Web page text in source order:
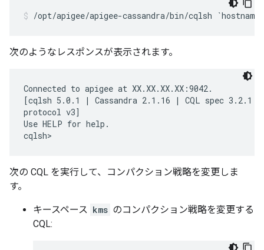
/opt/apigee/apigee-cassandra/bin/cqlsh
次のようなレスポンスが表示されます。
Connected to apigee at XX.XX.XX.XX:9042.
[cqlsh 5.0.1 | Cassandra 2.1.16 | CQL spec 3.2.1
protocol v3]
Use HELP for help.
cqlsh>
次の CQL を実行して、コンパクション戦略を変更しま
す。
キースペース kms のコンパクション戦略を変更する
CQL: